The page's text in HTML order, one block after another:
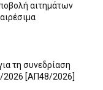
αιτημάτων
τη συνεδρίαση
2026 [ΑΠ48/2026]